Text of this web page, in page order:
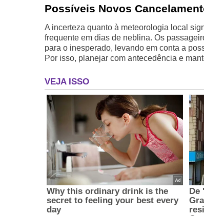
Possíveis Novos
A incerteza quanto à meteorologia local
frequente em dias de neblina. Os
para o inesperado, levando em conta a
Por isso, planejar com antecedência e